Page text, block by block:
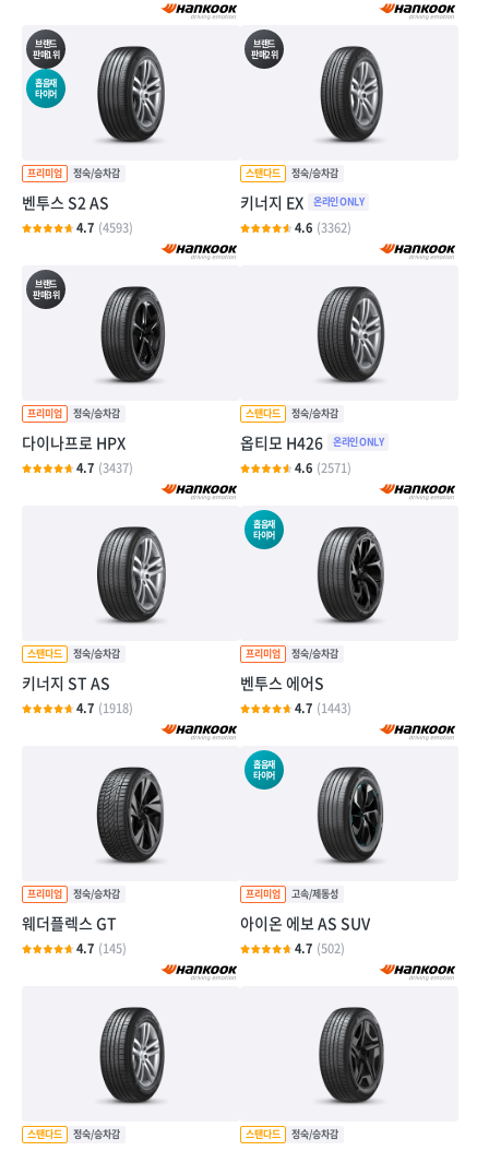
브랜드
판매1위
흡음재
타이어
벤투스 S2 AS
4.7 (4593)
브랜드
판매2위
키너지 EX
4.6 (3362)
브랜드
판매3위
다이나프로 HPX
4.7 (3437)
옵티모 H426
4.6 (2571)
키너지 ST AS
4.7 (1918)
흡음재
타이어
벤투스 에어S
4.7 (1443)
웨더플렉스 GT
4.7 (145)
흡음재
타이어
아이온 에보 AS SUV
4.7 (502)